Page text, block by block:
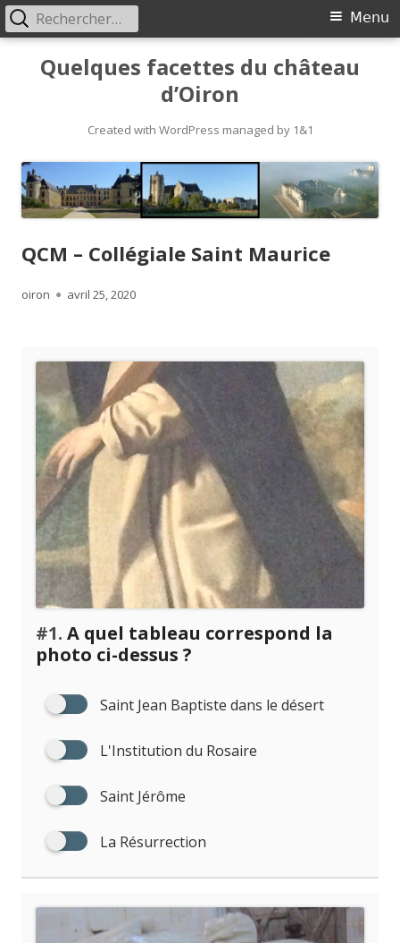
Quelques facettes du château
d’Oiron
Created with WordPress managed by 1&1
Primary
Menu
Menu
Rechercher :
QCM – Collégiale Saint Maurice
Author
oiron
Published
avril 25, 2020
#1. A quel tableau correspond la
photo ci-dessus ?
Saint Jean Baptiste dans le désert
L'Institution du Rosaire
Saint Jérôme
La Résurrection